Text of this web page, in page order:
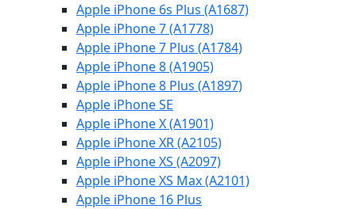
Apple iPhone 6s Plus (A1687)
Apple iPhone 7 (A1778)
Apple iPhone 7 Plus (A1784)
Apple iPhone 8 (A1905)
Apple iPhone 8 Plus (A1897)
Apple iPhone SE
Apple iPhone X (A1901)
Apple iPhone XR (A2105)
Apple iPhone XS (A2097)
Apple iPhone XS Max (A2101)
Apple iPhone 16 Plus